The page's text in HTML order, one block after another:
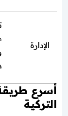
الإدارة
أسرع
التركية